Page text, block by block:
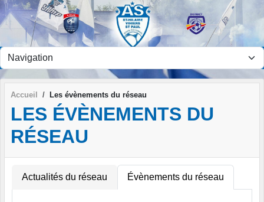
Accueil Les évènements du réseau
LES ÉVÈNEMENTS DU
RÉSEAU
Actualités du réseau Évènements du réseau
Panneau de gestion des cookies